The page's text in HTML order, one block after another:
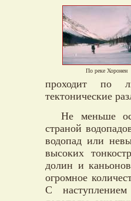
По реке Хоронен
проходит по
тектонические
Не меньше
страной
водопад или
высоких
долин и
огромное
С